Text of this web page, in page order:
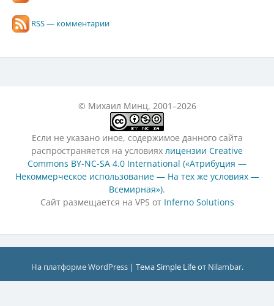
RSS — комментарии
© Михаил Минц, 2001–2026
Если не указано иное, содержимое данного сайта
распространяется на условиях лицензии Creative
Commons BY-NC-SA 4.0 International («Атрибуция —
Некоммерческое использование — На тех же условиях —
Всемирная»).
Сайт размещается на VPS от Inferno Solutions
На платформе WordPress | Тема Simple Life от Nilambar.